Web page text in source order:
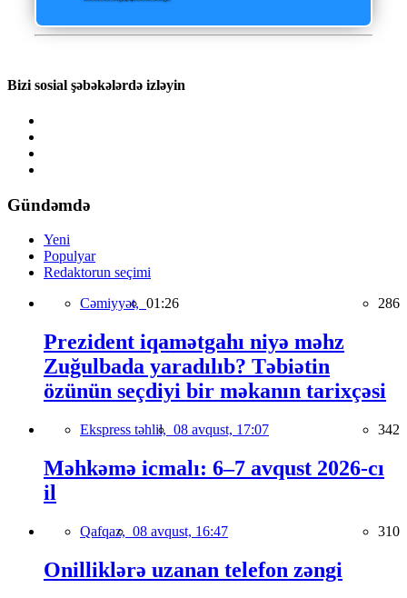
Bizi sosial şəbəkələrdə izləyin
Gündəmdə
Yeni
Populyar
Redaktorun seçimi
Cəmiyyət, 01:26 286
Prezident iqamətgahı niyə məhz
Zuğulbada yaradılıb? Təbiətin
özünün seçdiyi bir məkanın tarixçəsi
Ekspress təhlil, 08 avqust, 17:07 342
Məhkəmə icmalı: 6–7 avqust 2026-cı
il
Qafqaz, 08 avqust, 16:47 310
Onilliklərə uzanan telefon zəngi